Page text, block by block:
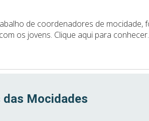
de coordenadores de
os jovens. Clique aqui para conhecer.
Mocidades